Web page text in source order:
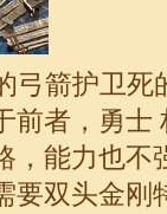
箭护卫死
前者，勇士
，能力也不
要双头金刚